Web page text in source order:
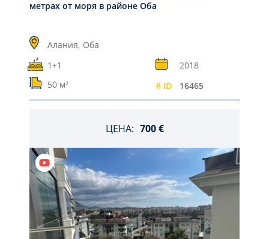
метрах от моря в районе Оба
Алания, Оба
1+1
2018
50 м²
# ID 16465
ЦЕНА: 700 €